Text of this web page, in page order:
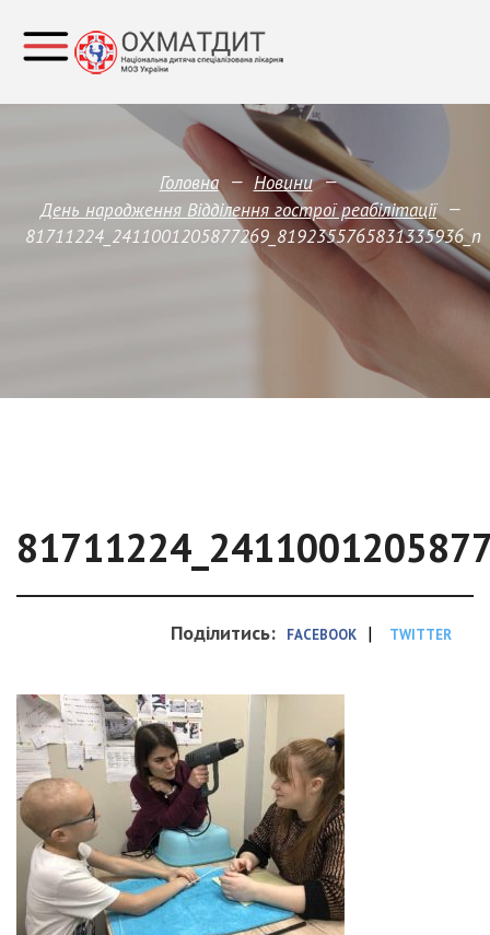
Головна — Новини —
День народження Відділення гострої реабілітації —
81711224_2411001205877269_8192355765831335936_n
Поділитись: FACEBOOK | TWITTER